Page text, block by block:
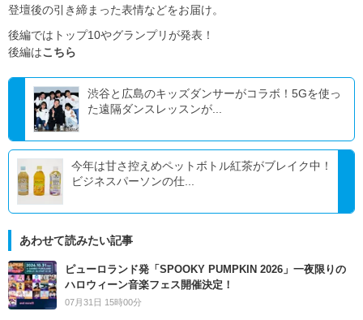
登壇後の引き締まった表情などをお届け。
後編ではトップ10やグランプリが発表！
後編はこちら
渋谷と広島のキッズダンサーがコラボ！5Gを使っ
た遠隔ダンスレッスンが...
今年は甘さ控えめペットボトル紅茶がブレイク中！
ビジネスパーソンの仕...
あわせて読みたい記事
ピューロランド発「SPOOKY PUMPKIN 2026」一夜限りの
ハロウィーン音楽フェス開催決定！
07月31日 15時00分